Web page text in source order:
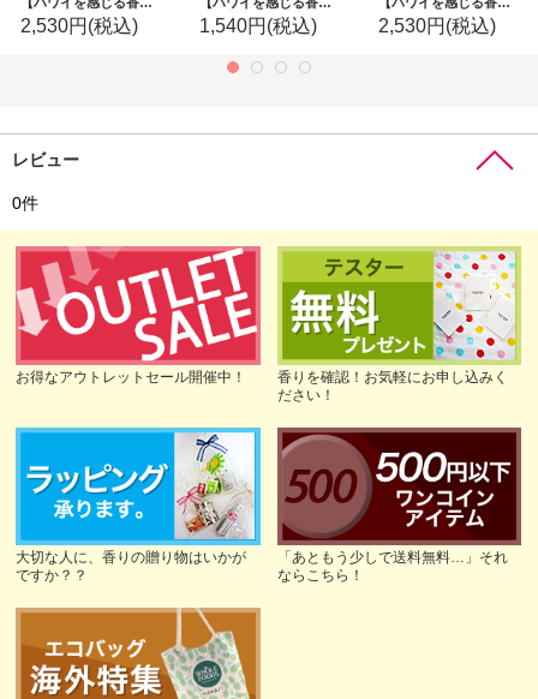
2,530円(税込) 1,540円(税込) 2,530円(税込)
レビュー
0件
お得なアウトレットセール開催中！
香りを確認！お気軽にお申し込みく
ださい！
大切な人に、香りの贈り物はいかが
ですか？？
「あともう少しで送料無料…」それ
ならこちら！